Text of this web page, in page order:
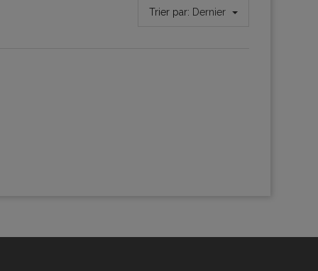
Trier par: Dernier